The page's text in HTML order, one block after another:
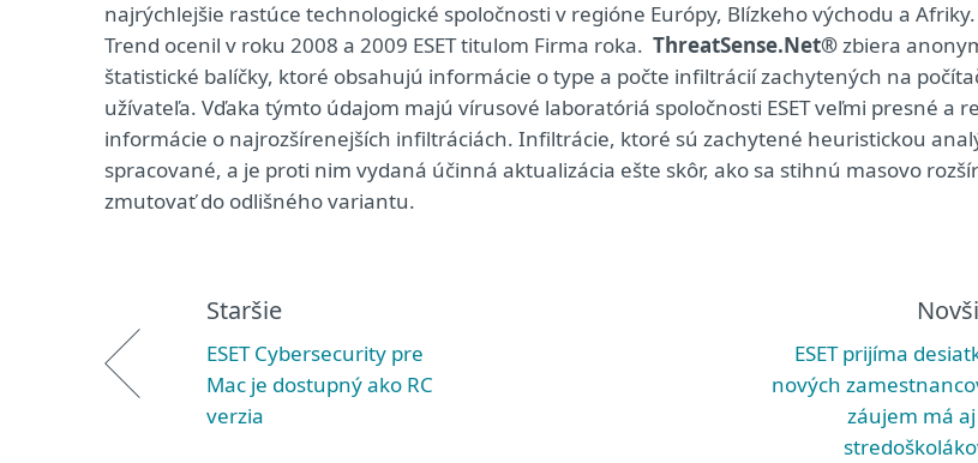
najrýchlejšie rastúce technologické spoločnosti v regióne Európy, Blízkeho východu a
Trend ocenil v roku 2008 a 2009 ESET titulom Firma roka. ThreatSense.Net®zbiera
štatistické balíčky, ktoré obsahujú informácie o type a počte infiltrácií zachytených na
užívateľa. Vďaka týmto údajom majú vírusové laboratóriá spoločnosti ESET veľmi presné a
informácie o najrozšírenejších infiltráciách. Infiltrácie, ktoré sú zachytené heuristickou
spracované, a je proti nim vydaná účinná aktualizácia ešte skôr, ako sa stihnú masovo
zmutovať do odlišného variantu.
Staršie
ESET Cybersecurity pre
Mac je dostupný ako RC
verzia
ESET prijíma
nových
záujem má